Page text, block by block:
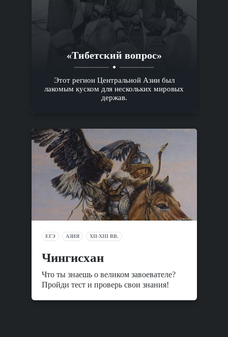
«Тибетский вопрос»
Этот регион Центральной Азии был
лакомым куском для нескольких мировых
держав.
ЕГЭ АЗИЯ XII-XIII ВВ.
Чингисхан
Что ты знаешь о великом завоевателе?
Пройди тест и проверь свои знания!